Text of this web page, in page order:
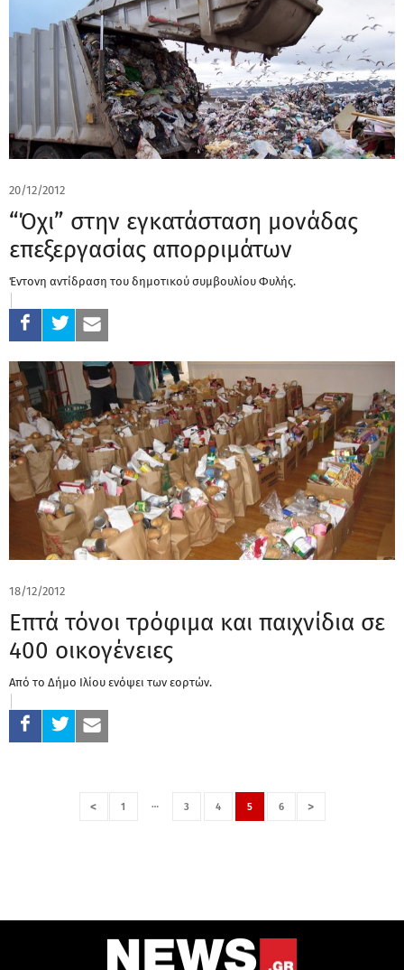
20/12/2012
“Όχι” στην εγκατάσταση μονάδας
επεξεργασίας απορριμάτων
Έντονη αντίδραση του δημοτικού συμβουλίου Φυλής.
18/12/2012
Επτά τόνοι τρόφιμα και παιχνίδια σε
400 οικογένειες
Από το Δήμο Ιλίου ενόψει των εορτών.
< 1 … 3 4 5 6 >